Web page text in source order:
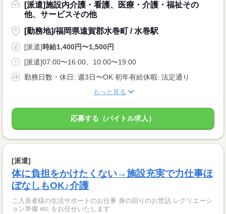
[派遣]施設内介護・看護、医療・介護・福祉その
他、サービスその他
[勤務地]/福岡県遠賀郡水巻町 / 水巻駅
[派遣]時給1,400円〜1,500円
[派遣]07:00〜16:00、10:00〜19:00
勤務日数・休日: 週3日〜OK 初年有給休暇: 法定通り
もっと見る
応募する（バイトル求人）
[派遣]
体に負担をかけたくない→施設充実で力仕事ほ
ぼなしもOK♪介護
ご入居者様の生活サポートのお仕事 身の回りのお世話 レクリエーシ
ョン準備 etc をお任せいたします